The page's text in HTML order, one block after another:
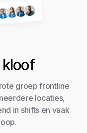
groep frontline
locaties,
in shifts en vaak